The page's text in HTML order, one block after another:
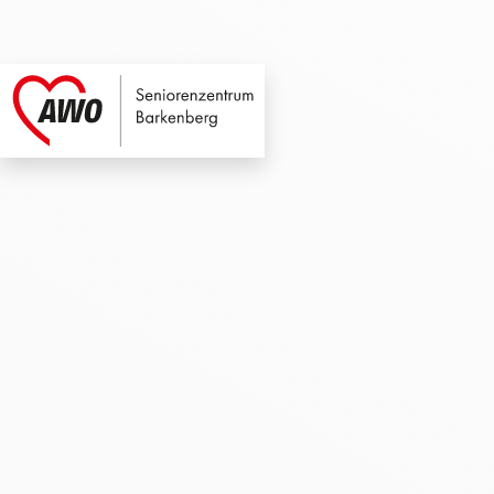
Link zu Home